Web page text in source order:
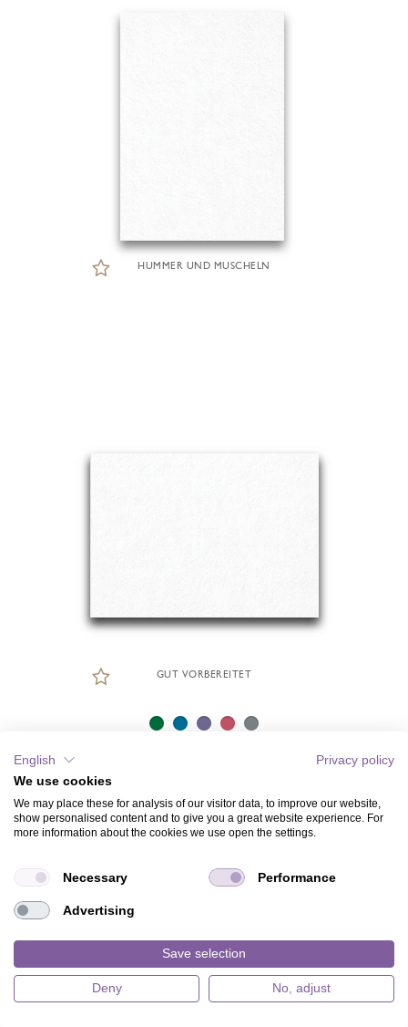
HUMMER UND MUSCHELN
GUT VORBEREITET
English
Privacy policy
We use cookies
We may place these for analysis of our visitor data, to improve our website,
show personalised content and to give you a great website experience. For
more information about the cookies we use open the settings.
Necessary Performance
Advertising
Save selection
Deny No, adjust